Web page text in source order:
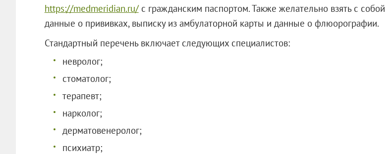
https://medmeridian.ru/с гражданским паспортом. Также желательно взять с собой
данные о прививках, выписку из амбулаторной карты и данные о флюорографии.
Стандартный перечень включает следующих специалистов:
невролог;
стоматолог;
терапевт;
нарколог;
дерматовенеролог;
психиатр;